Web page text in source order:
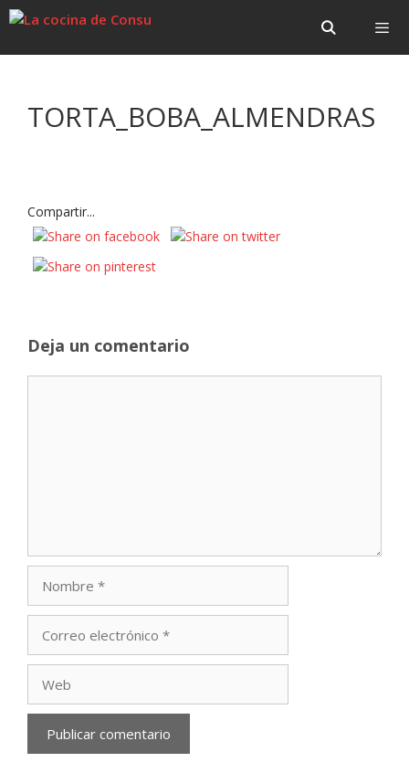
Saltar
Saltar
TORTA_BOBA_ALMENDRAS
Compartir...
Deja un comentario
electrónico